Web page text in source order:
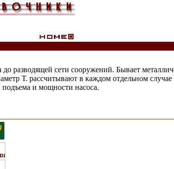
разводящей сети сооружений. Бывает
Т. рассчитывают в каждом отдельном случае
подъема и мощности насоса.